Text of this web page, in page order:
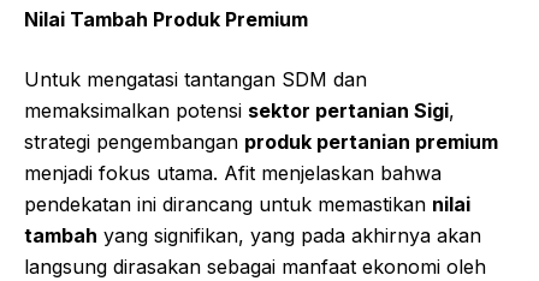
Nilai Tambah Produk Premium
Untuk mengatasi tantangan SDM dan
memaksimalkan potensi sektor pertanian Sigi,
strategi pengembangan produk pertanian premium
menjadi fokus utama. Afit menjelaskan bahwa
pendekatan ini dirancang untuk memastikan nilai
tambah yang signifikan, yang pada akhirnya akan
langsung dirasakan sebagai manfaat ekonomi oleh